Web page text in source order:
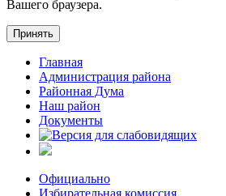
Вашего браузера.
Принять
Главная
Администрация района
Районная Дума
Наш район
Документы
Официально
Избирательная комиссия